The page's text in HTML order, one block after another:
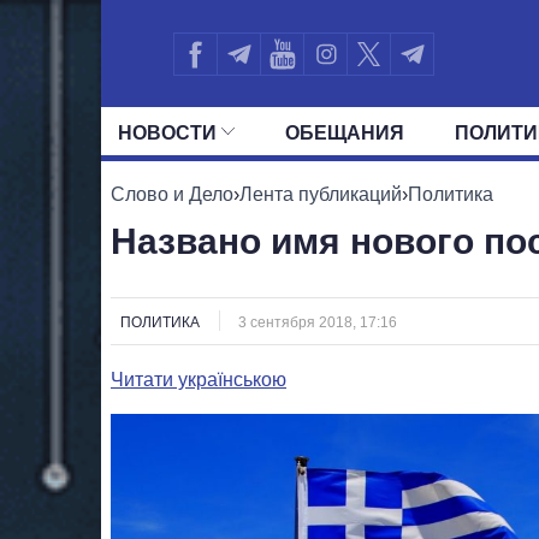
НОВОСТИ ОБЕЩАНИЯ
ВСЕ ПОЛИТИКИ ПРЕЗИДЕНТ И
Слово и Дело›Лента публикаций›Политика
Названо имя нового
ПОЛИТИКА 3 сентября 2018, 17:16
Читати українською